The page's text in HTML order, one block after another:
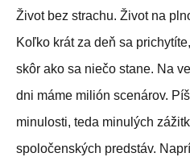
Život bez strachu. Život na
Koľko krát za deň sa
skôr ako sa niečo stane. Na
dni máme milión scenárov.
minulosti, teda minulých
spoločenských predstáv.